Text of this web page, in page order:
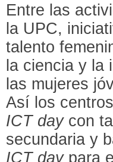
Entre las
la UPC,
talento
la ciencia y la
las mujeres
Así los
ICT daycon
secundaria y
ICT day para